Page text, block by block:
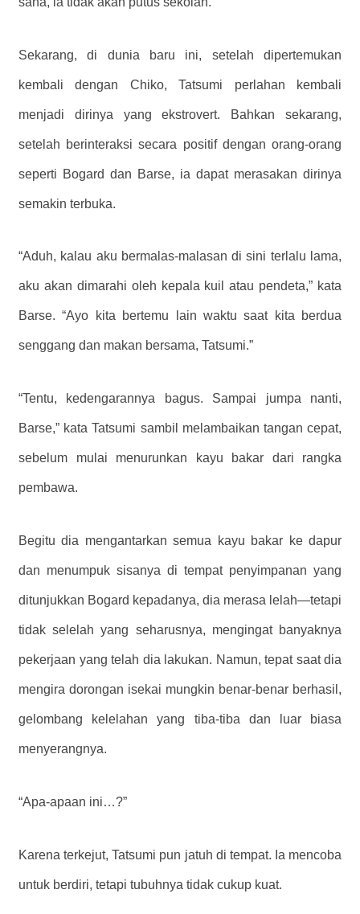
Sekarang, di dunia baru ini, setelah dipertemukan
kembali dengan Chiko, Tatsumi perlahan kembali
menjadi dirinya yang ekstrovert. Bahkan sekarang,
setelah berinteraksi secara positif dengan orang-orang
seperti Bogard dan Barse, ia dapat merasakan dirinya
semakin terbuka.
“Aduh, kalau aku bermalas-malasan di sini terlalu lama,
aku akan dimarahi oleh kepala kuil atau pendeta,” kata
Barse. “Ayo kita bertemu lain waktu saat kita berdua
senggang dan makan bersama, Tatsumi.”
“Tentu, kedengarannya bagus. Sampai jumpa nanti,
Barse,” kata Tatsumi sambil melambaikan tangan cepat,
sebelum mulai menurunkan kayu bakar dari rangka
pembawa.
Begitu dia mengantarkan semua kayu bakar ke dapur
dan menumpuk sisanya di tempat penyimpanan yang
ditunjukkan Bogard kepadanya, dia merasa lelah—tetapi
tidak selelah yang seharusnya, mengingat banyaknya
pekerjaan yang telah dia lakukan. Namun, tepat saat dia
mengira dorongan isekai mungkin benar-benar berhasil,
gelombang kelelahan yang tiba-tiba dan luar biasa
menyerangnya.
“Apa-apaan ini…?”
Karena terkejut, Tatsumi pun jatuh di tempat. Ia mencoba
untuk berdiri, tetapi tubuhnya tidak cukup kuat.